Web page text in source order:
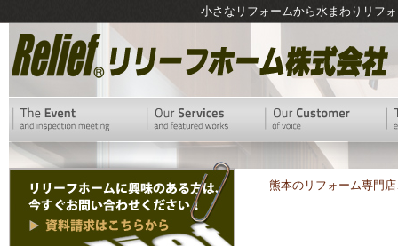
小さなリフォームから水まわりリフ
熊本のリフォーム専門